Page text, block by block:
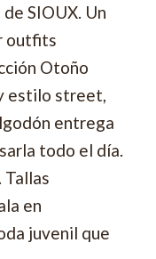
SIOUX. Un
outfits
Otoño
estilo street,
entrega
todo el día.
Tallas
en
juvenil que